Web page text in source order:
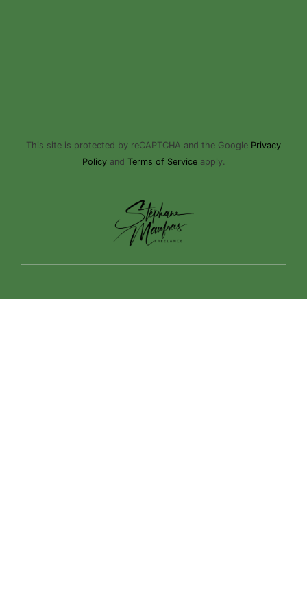
This site is protected by reCAPTCHA and the Google Privacy
Policyand Terms of Serviceapply.